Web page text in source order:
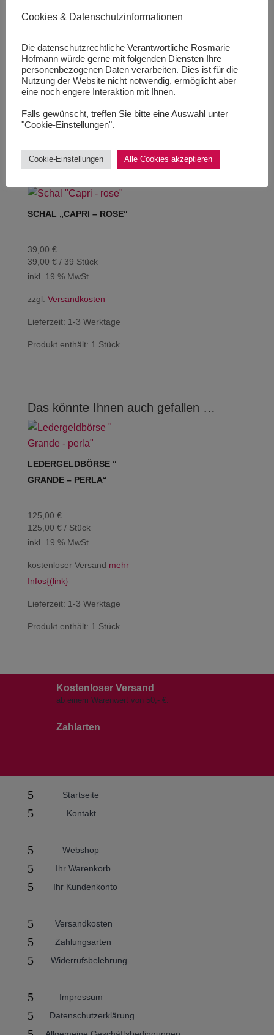
119,00€
inkl. 19 % MwSt.
zzgl.Versandkosten
Lieferzeit:1-3 Werktage
Produkt enthält: 1Stück
BALSAMICO
25,00€
25,00 €/Stück
inkl. 19 % MwSt.
Produkt enthält: 1Stück
SCHAL „CAPRI – ROSE“
39,00 €
39,00 €/ 39 Stück
inkl. 19 % MwSt.
zzgl. Versandkosten
Lieferzeit: 1-3 Werktage
Produkt enthält: 1 Stück
Das könnte Ihnen auch gefallen …
LEDERGELDBÖRSE “
GRANDE – PERLA“
125,00 €
125,00 €/ Stück
inkl. 19 % MwSt.
kostenloser Versand mehr
Infos{(link}
Lieferzeit: 1-3 Werktage
Produkt enthält: 1 Stück
Kostenloser Versand
ab einem Warenwert von 50,- €.
Zahlarten
5 Startseite
5 Kontakt
5 Webshop
5 Ihr Warenkorb
5 Ihr Kundenkonto
5 Versandkosten
5 Zahlungsarten
5 Widerrufsbelehrung
5 Impressum
5 Datenschutzerklärung
Cookies & Datenschutzinformationen
Die datenschutzrechtliche Verantwortliche Rosmarie
Hofmann würde gerne mit folgenden Diensten Ihre
personenbezogenen Daten verarbeiten. Dies ist für die
Nutzung der Website nicht notwendig, ermöglicht aber
eine noch engere Interaktion mit Ihnen.
Falls gewünscht, treffen Sie bitte eine Auswahl unter
"Cookie-Einstellungen".
Cookie-Einstellungen Alle Cookies akzeptieren